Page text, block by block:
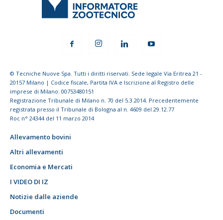
© Tecniche Nuove Spa. Tutti i diritti riservati. Sede legale Via Eritrea 21 -
20157 Milano | Codice fiscale, Partita IVA e Iscrizione al Registro delle
imprese di Milano: 00753480151
Registrazione Tribunale di Milano n. 70 del 5.3.2014. Precedentemente
registrata presso il Tribunale di Bologna al n. 4609 del 29.12.77
Roc n° 24344 del 11 marzo 2014
Allevamento bovini
Altri allevamenti
Economia e Mercati
I VIDEO DI IZ
Notizie dalle aziende
Documenti